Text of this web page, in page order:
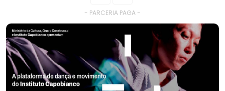
- PARCERIA PAGA -